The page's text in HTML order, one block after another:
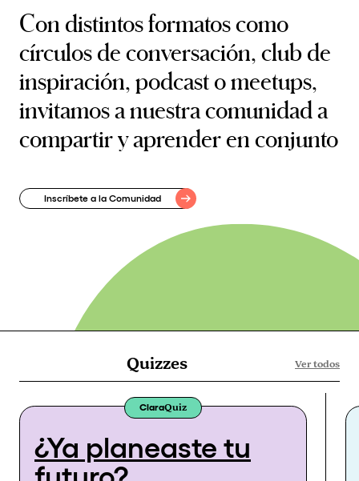
Con distintos formatos como
círculos de conversación, club de
inspiración, podcast o meetups,
invitamos a nuestra comunidad a
compartir y aprender en conjunto
Inscríbete a la Comunidad
Quizzes Ver todos
ClaraQuiz
¿Ya planeaste tu